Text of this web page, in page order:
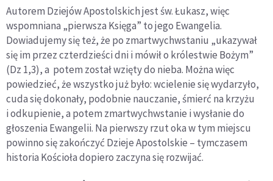
Autorem Dziejów Apostolskich jest św. Łukasz, więc
wspomniana „pierwsza Księga” to jego Ewangelia.
Dowiadujemy się też, że po zmartwychwstaniu „ukazywał
się im przez czterdzieści dni i mówił o królestwie Bożym”
(Dz 1,3), a potem został wzięty do nieba. Można więc
powiedzieć, że wszystko już było: wcielenie się wydarzyło,
cuda się dokonały, podobnie nauczanie, śmierć na krzyżu
i odkupienie, a potem zmartwychwstanie i wysłanie do
głoszenia Ewangelii. Na pierwszy rzut oka w tym miejscu
powinno się zakończyć Dzieje Apostolskie – tymczasem
historia Kościoła dopiero zaczyna się rozwijać.